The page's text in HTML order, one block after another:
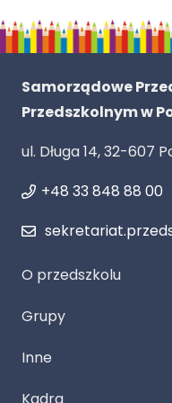
Samorządowe
Przedszkolnym w
ul. Długa 14, 32-607
+48 33 848 88 00
O przedszkolu
Grupy
Inne